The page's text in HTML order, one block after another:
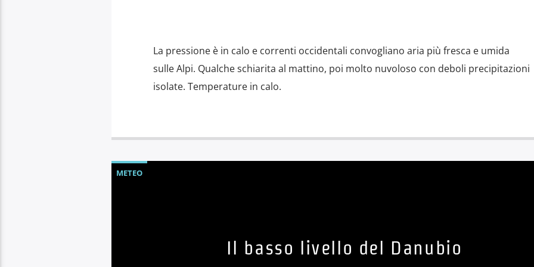
La pressione è in calo e correnti occidentali convogliano aria più fresca e umida
sulle Alpi. Qualche schiarita al mattino, poi molto nuvoloso con deboli precipitazioni
isolate. Temperature in calo.
METEO
Il basso livello del Danubio